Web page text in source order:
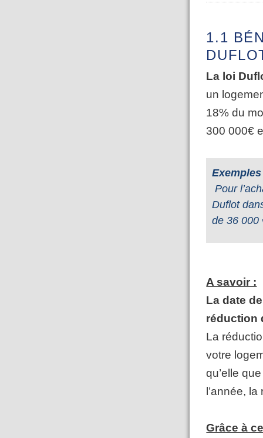
1.1
La loi
un
18% du
300 000€
Pour
Duflot
de 36 000
A savoir :
La date
réduction
La
votre
qu’elle
l’année,
Grâce à